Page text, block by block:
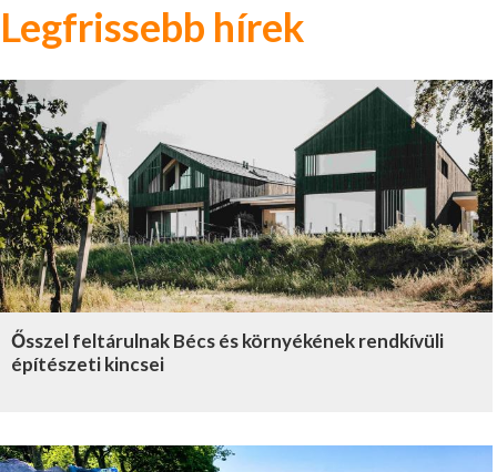
Legfrissebb hírek
Ősszel feltárulnak Bécs és környékének rendkívüli
építészeti kincsei